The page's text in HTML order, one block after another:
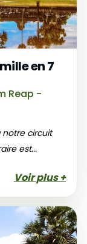
en 7
Reap -
notre circuit
est...
Voir plus +